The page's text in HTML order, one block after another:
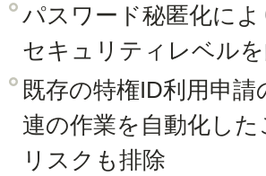
パスワード秘匿化に
セキュリティレベル
既存の特権ID利用申
連の作業を自動化し
リスクも排除